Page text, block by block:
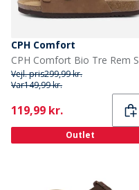
CPH Comfort
Vejl. pris299,99 kr.
Var149,99 kr.
Current
119,99 kr.
Outlet